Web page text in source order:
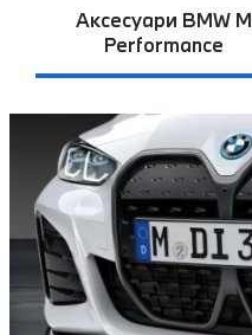
Аксесуари BMW M
Performance